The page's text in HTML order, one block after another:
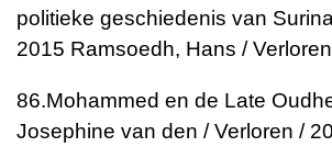
politieke geschiedenis van
2015 Ramsoedh, Hans /
86.Mohammed en de Late
Josephine van den / Verloren /